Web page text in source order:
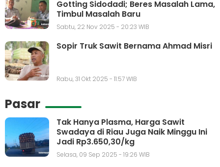
Gotting Sidodadi; Beres Masalah Lama,
Timbul Masalah Baru
Sabtu, 22 Nov 2025 - 20:23 WIB
Sopir Truk Sawit Bernama Ahmad Misri
Rabu, 31 Okt 2025 - 11:57 WIB
Pasar
Tak Hanya Plasma, Harga Sawit
Swadaya di Riau Juga Naik Minggu Ini
Jadi Rp3.650,30/kg
Selasa, 09 Sep 2025 - 19:26 WIB